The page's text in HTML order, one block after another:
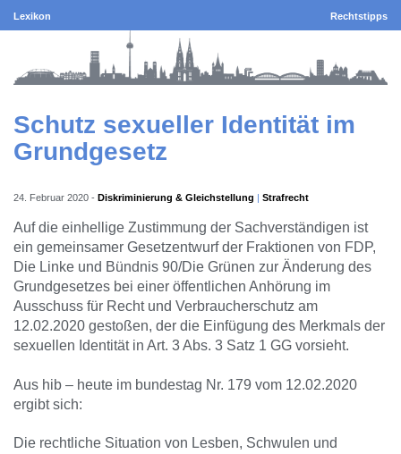
Lexikon Rechtstipps
Schutz sexueller Identität im
Grundgesetz
24. Februar 2020 - Diskriminierung & Gleichstellung Strafrecht
Auf die einhellige Zustimmung der Sachverständigen ist
ein gemeinsamer Gesetzentwurf der Fraktionen von FDP,
Die Linke und Bündnis 90/Die Grünen zur Änderung des
Grundgesetzes bei einer öffentlichen Anhörung im
Ausschuss für Recht und Verbraucherschutz am
12.02.2020 gestoßen, der die Einfügung des Merkmals der
sexuellen Identität in Art. 3 Abs. 3 Satz 1 GG vorsieht.
Aus hib – heute im bundestag Nr. 179 vom 12.02.2020
ergibt sich:
Die rechtliche Situation von Lesben, Schwulen und